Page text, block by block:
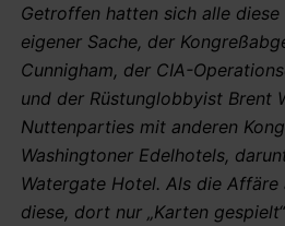
Getroffen hatten sich alle diese
eigener Sache, der
Cunnigham, der CIA-
und der Rüstunglobbyist Brent
Nuttenparties mit anderen
Washingtoner Edelhotels,
Watergate Hotel. Als die
diese, dort nur „Karten